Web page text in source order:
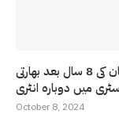
فواد خان کی 8 سال بعد بھارتی
میں دوبارہ انٹری
October 8, 2024